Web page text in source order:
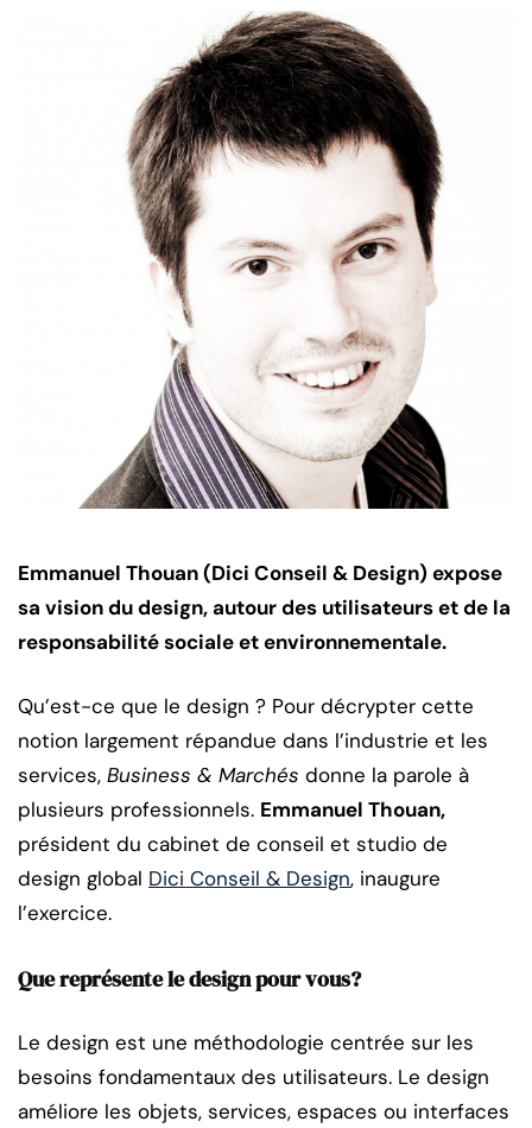
Emmanuel Thouan (Dici Conseil & Design) expose
sa vision du design, autour des utilisateurs et de la
responsabilité sociale et environnementale.
Qu’est-ce que le design ? Pour décrypter cette
notion largement répandue dans l’industrie et les
services, Business & Marchés donne la parole à
plusieurs professionnels. Emmanuel Thouan,
président du cabinet de conseil et studio de
design global Dici Conseil & Design, inaugure
l’exercice.
Que représente le design pour vous?
Le design est une méthodologie centrée sur les
besoins fondamentaux des utilisateurs. Le design
améliore les objets, services, espaces ou interfaces